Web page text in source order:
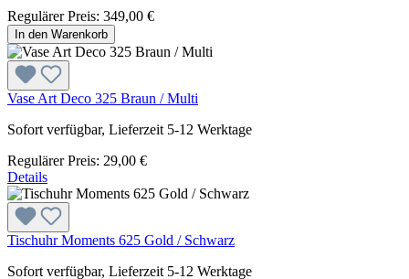
Regulärer Preis: 349,00 €
In den Warenkorb
Vase Art Deco 325 Braun / Multi
Sofort verfügbar, Lieferzeit 5-12 Werktage
Regulärer Preis: 29,00 €
Details
Tischuhr Moments 625 Gold / Schwarz
Sofort verfügbar, Lieferzeit 5-12 Werktage